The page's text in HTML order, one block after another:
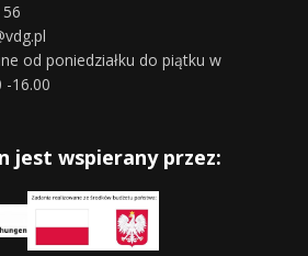
od poniedziałku do piątku w
-16.00
jest wspierany przez: